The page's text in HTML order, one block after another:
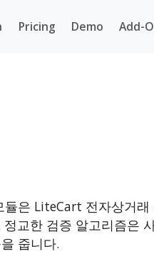
Pricing Demo Add-
듈은 LiteCart 전자상거
정교한 검증 알고리즘은
줍니다.